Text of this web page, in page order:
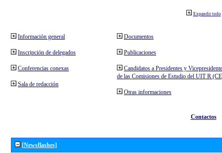
Expandir todo
Información general
Inscripción de delegados
Conferencias conexas
Sala de redacción
Documentos
Publicaciones
Candidatos a Presidentes y
de las Comisiones de Estudio del UIT R
Otras informaciones
Contactos
[Newsflashes]